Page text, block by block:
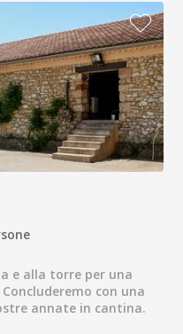
e alla torre per una
con una
annate in cantina.